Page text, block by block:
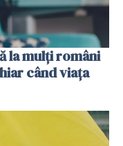
la mulți români
când viața